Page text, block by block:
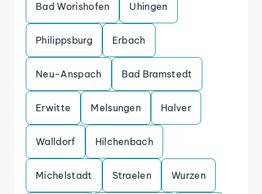
Bad Worishofen Uhingen
Philippsburg Erbach
Neu-Anspach Bad Bramstedt
Erwitte Melsungen Halver
Walldorf Hilchenbach
Michelstadt Straelen Wurzen